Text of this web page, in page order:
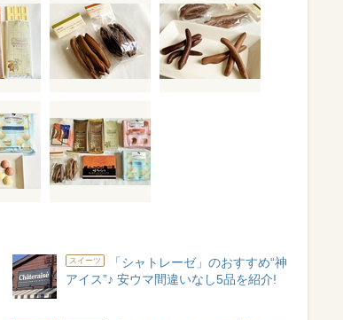
スイーツ
「シャトレーゼ」のおすすめ“神
アイス”♪ 安ウマ間違いなし5品を紹介!